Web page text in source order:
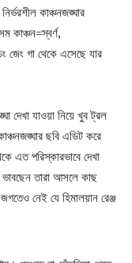
কাঞ্চনজঙ্ঘার
কাঞ্চন=স্বর্ণ,
জেং গা থেকে এসেছে যার
দেখা যাওয়া নিয়ে খুব ট্রল
ছবি এডিট করে
এত পরিস্কারভাবে দেখা
তারা আসলে কাছ
নেই যে হিমালয়ান রেঞ্জ